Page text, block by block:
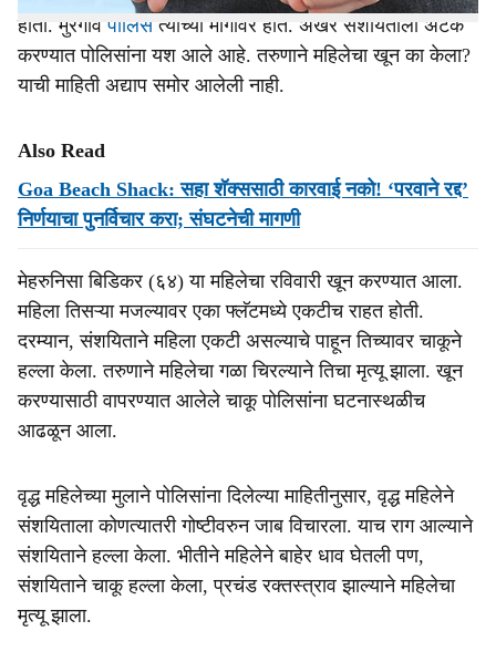
होता. मुरगाव पोलिस त्याच्या मागावर होते. अखेर संशयिताला अटक
करण्यात पोलिसांना यश आले आहे. तरुणाने महिलेचा खून का केला?
याची माहिती अद्याप समोर आलेली नाही.
Also Read
Goa Beach Shack: सहा शॅक्ससाठी कारवाई नको! ‘परवाने रद्द’
निर्णयाचा पुनर्विचार करा; संघटनेची मागणी
मेहरुनिसा बिडिकर (६४) या महिलेचा रविवारी खून करण्यात आला.
महिला तिसऱ्या मजल्यावर एका फ्लॅटमध्ये एकटीच राहत होती.
दरम्यान, संशयिताने महिला एकटी असल्याचे पाहून तिच्यावर चाकूने
हल्ला केला. तरुणाने महिलेचा गळा चिरल्याने तिचा मृत्यू झाला. खून
करण्यासाठी वापरण्यात आलेले चाकू पोलिसांना घटनास्थळीच
आढळून आला.
वृद्ध महिलेच्या मुलाने पोलिसांना दिलेल्या माहितीनुसार, वृद्ध महिलेने
संशयिताला कोणत्यातरी गोष्टीवरुन जाब विचारला. याच राग आल्याने
संशयिताने हल्ला केला. भीतीने महिलेने बाहेर धाव घेतली पण,
संशयिताने चाकू हल्ला केला, प्रचंड रक्तस्त्राव झाल्याने महिलेचा
मृत्यू झाला.